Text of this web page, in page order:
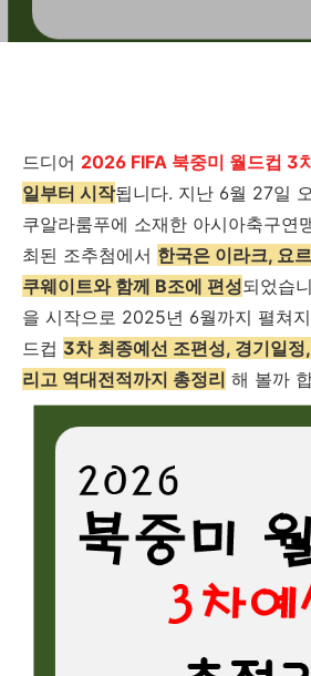
드디어 2026 FIFA 북중미 월드컵 3
일부터 시작됩니다. 지난 6월 27일
쿠알라룸푸에 소재한 아시아축구연
최된 조추첨에서 한국은 이라크, 요
쿠웨이트와 함께 B조에 편성되었습
을 시작으로 2025년 6월까지 펼쳐
드컵 3차 최종예선 조편성, 경기일정
리고 역대전적까지 총정리 해 볼까